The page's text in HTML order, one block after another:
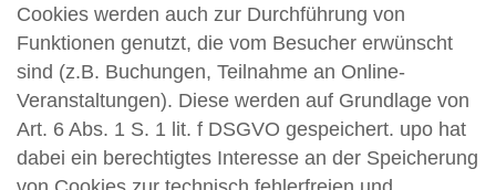
Cookies werden auch zur Durchführung von
Funktionen genutzt, die vom Besucher erwünscht
sind (z.B. Buchungen, Teilnahme an Online-
Veranstaltungen). Diese werden auf Grundlage von
Art. 6 Abs. 1 S. 1 lit. f DSGVO gespeichert. upo hat
dabei ein berechtigtes Interesse an der Speicherung